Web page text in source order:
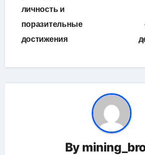
личность и
поразительные
достижения
By